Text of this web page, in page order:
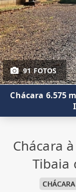
91 FOTOS
Chácara 6.575
Chácara
Tibaia
CHÁCARA